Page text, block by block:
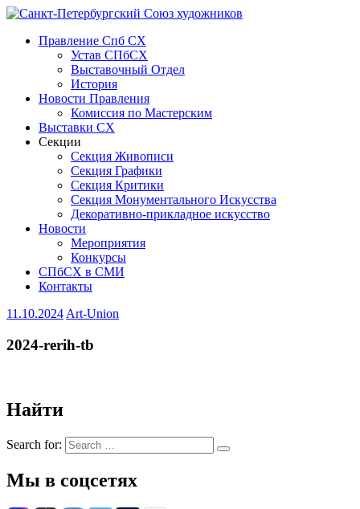
Правление Спб СХ
Устав СПбСХ
Выставочный Отдел
История
Новости Правления
Комиссия по Мастерским
Выставки СХ
Секции
Секция Живописи
Секция Графики
Секция Критики
Секция Монументального Искусства
Декоративно-прикладное искусство
Новости
Мероприятия
Конкурсы
СПбСХ в СМИ
Контакты
11.10.2024 Art-Union
2024-rerih-tb
Найти
Search for:
Мы в соцсетях